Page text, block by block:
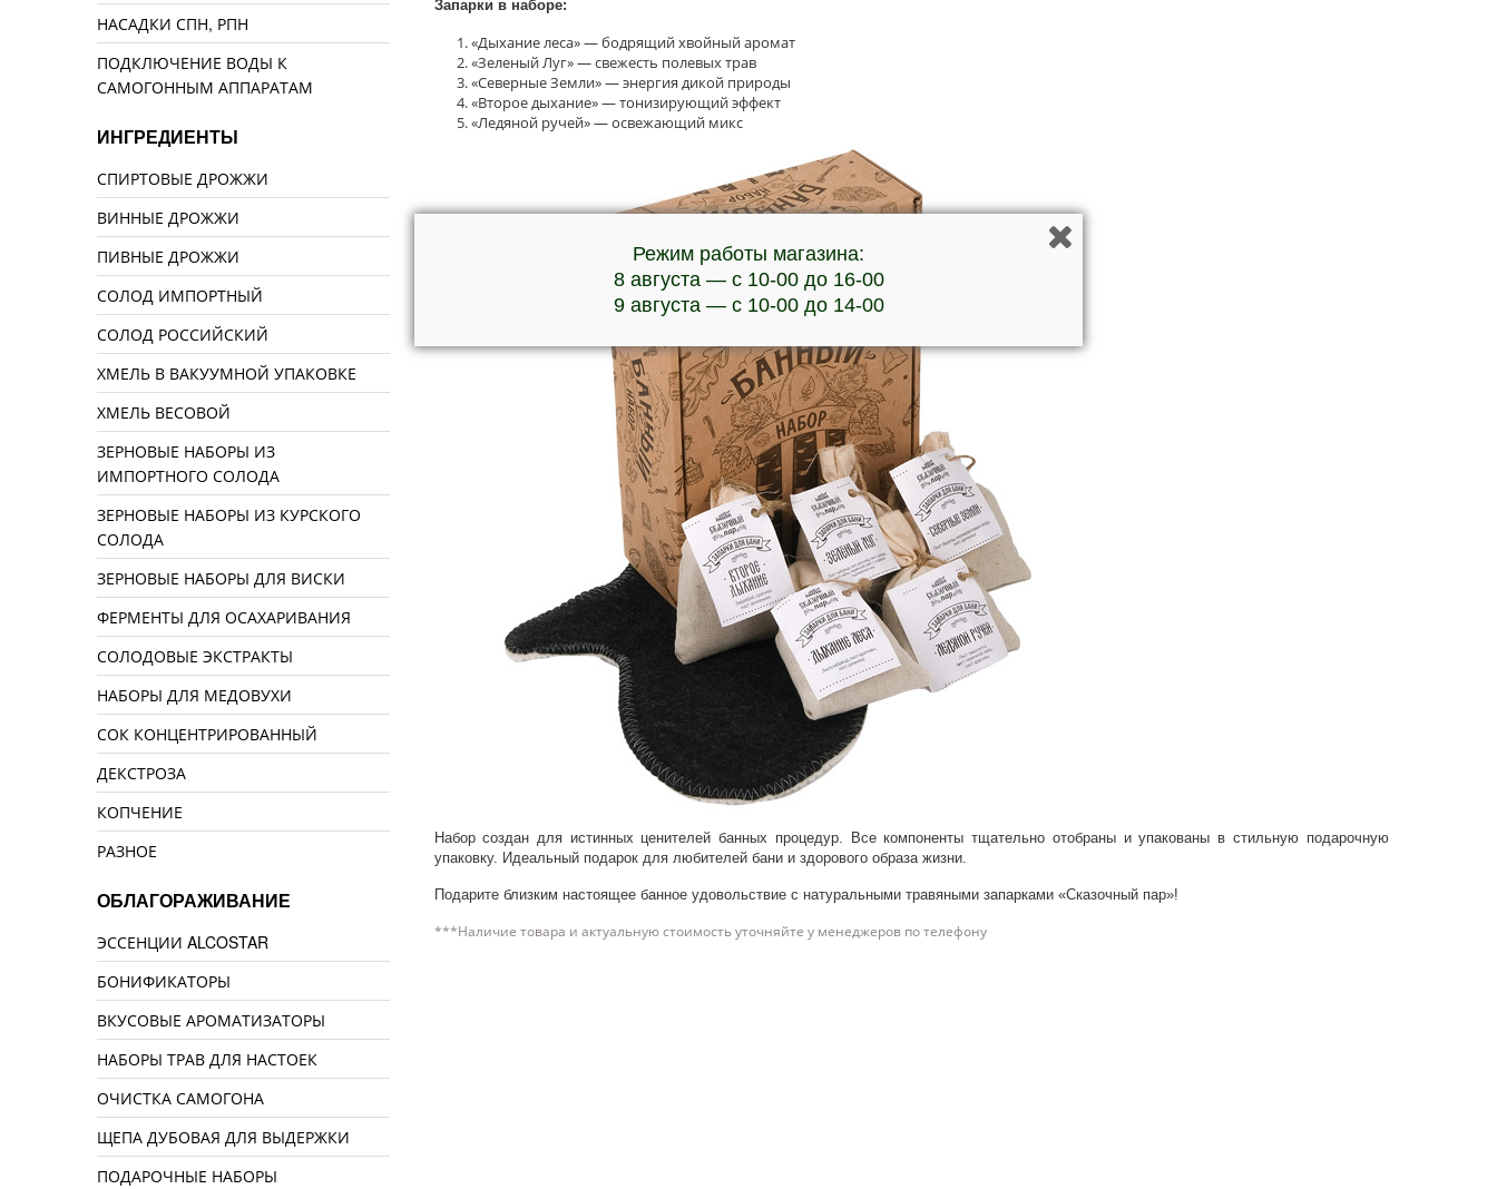
Запарки в наборе:
«Дыхание леса» — бодрящий хвойный аромат
«Зеленый Луг» — свежесть полевых трав
«Северные Земли» — энергия дикой природы
«Второе дыхание» — тонизирующий эффект
«Ледяной ручей» — освежающий микс
Набор создан для истинных ценителей банных процедур. Все компоненты тщательно отобраны и упакованы в стильную подарочную
упаковку. Идеальный подарок для любителей бани и здорового образа жизни.
Подарите близким настоящее банное удовольствие с натуральными травяными запарками «Сказочный пар»!
***Наличие товара и актуальную стоимость уточняйте у менеджеров по телефону
НАСАДКИ СПН, РПН
ПОДКЛЮЧЕНИЕ ВОДЫ К
САМОГОННЫМ АППАРАТАМ
ИНГРЕДИЕНТЫ
СПИРТОВЫЕ ДРОЖЖИ
ВИННЫЕ ДРОЖЖИ
ПИВНЫЕ ДРОЖЖИ
СОЛОД ИМПОРТНЫЙ
СОЛОД РОССИЙСКИЙ
ХМЕЛЬ В ВАКУУМНОЙ УПАКОВКЕ
ХМЕЛЬ ВЕСОВОЙ
ЗЕРНОВЫЕ НАБОРЫ ИЗ
ИМПОРТНОГО СОЛОДА
ЗЕРНОВЫЕ НАБОРЫ ИЗ КУРСКОГО
СОЛОДА
ЗЕРНОВЫЕ НАБОРЫ ДЛЯ ВИСКИ
ФЕРМЕНТЫ ДЛЯ ОСАХАРИВАНИЯ
СОЛОДОВЫЕ ЭКСТРАКТЫ
НАБОРЫ ДЛЯ МЕДОВУХИ
СОК КОНЦЕНТРИРОВАННЫЙ
ДЕКСТРОЗА
КОПЧЕНИЕ
РАЗНОЕ
ОБЛАГОРАЖИВАНИЕ
ЭССЕНЦИИ ALCOSTAR
БОНИФИКАТОРЫ
ВКУСОВЫЕ АРОМАТИЗАТОРЫ
НАБОРЫ ТРАВ ДЛЯ НАСТОЕК
ОЧИСТКА САМОГОНА
ЩЕПА ДУБОВАЯ ДЛЯ ВЫДЕРЖКИ
ПОДАРОЧНЫЕ НАБОРЫ
Режим работы магазина:
8 августа — с 10-00 до 16-00
9 августа — с 10-00 до 14-00